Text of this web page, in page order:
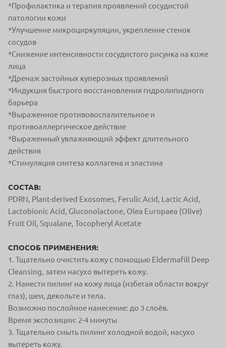
*Профилактика и терапия проявлений сосудистой
патологии кожи
*Улучшение микроциркуляции, укрепление стенок
сосудов
*Снижение интенсивности сосудистого рисунка на коже
лица
*Дренаж застойных куперозных проявлений
*Индукция быстрого восстановления гидролипидного
барьера
*Выраженное противовоспалительное и
противоаллергическое действие
*Выраженный увлажняющий эффект длительного
действия
*Стимуляция синтеза коллагена и эластина
СОСТАВ:
PDRN, Plant-derived Exosomes, Ferulic Acid, Lactic Acid,
Lactobionic Acid, Gluconolactone, Olea Europaea (Olive)
Fruit Oil, Squalane, Tocopheryl Acetate
СПОСОБ ПРИМЕНЕНИЯ:
1. Тщательно очистить кожу с помощью Eldermafill Deep
Cleansing, затем насухо вытереть кожу.
2. Нанести пилинг на кожу лица (избегая области вокруг
глаз), шеи, декольте и тела.
Возможно послойное нанесение: до 3 слоёв.
Время экспозиции: 2-4 минуты
3. Тщательно смыть пилинг холодной водой, насухо
вытереть кожу.